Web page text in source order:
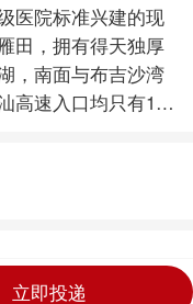
医院标准兴建的现
田，拥有得天独厚
，南面与布吉沙湾
高速入口均只有10
2005年5月试
房面积达5万多平
德国西门子三维彩
立即投递